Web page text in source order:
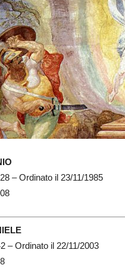
– Ordinato il 23/11/1985
– Ordinato il 22/11/2003